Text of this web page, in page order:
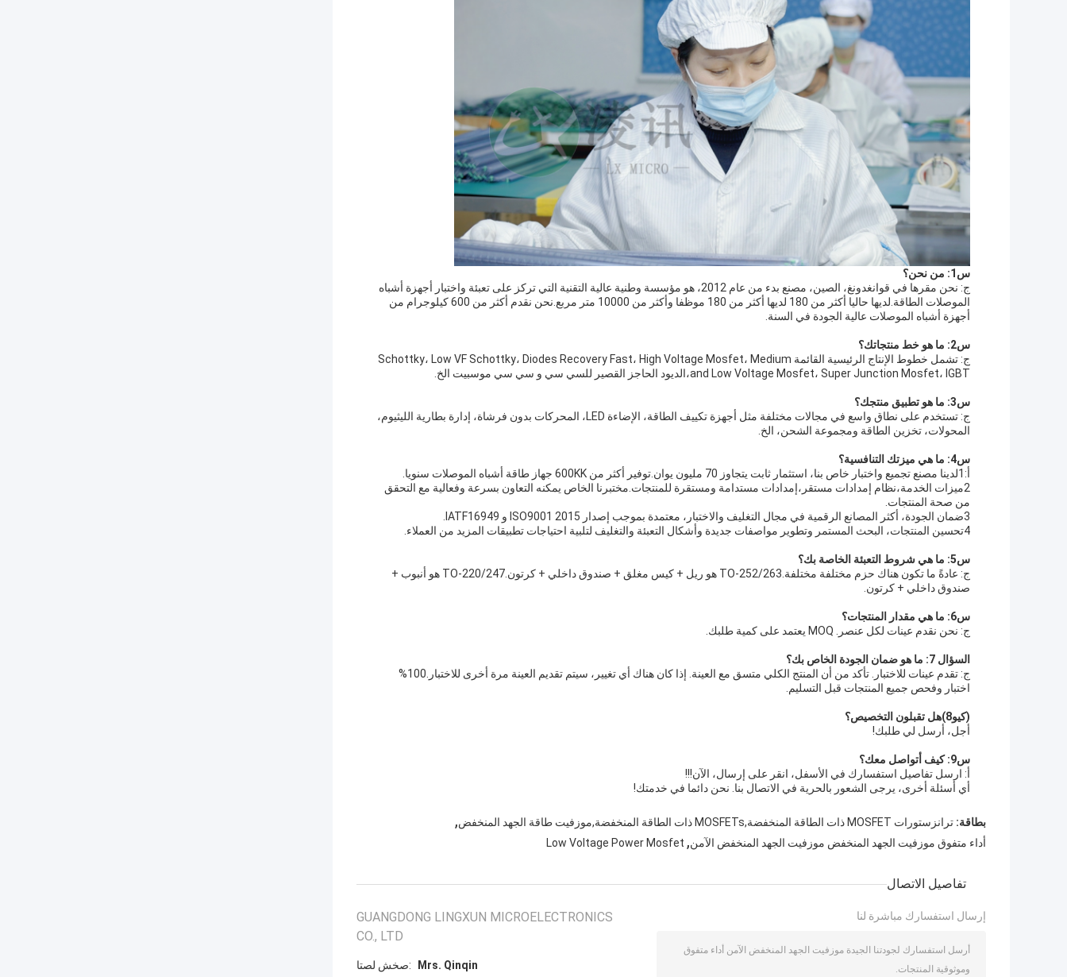
س1: من نحن؟
ج: نحن مقرها في قوانغدونغ، الصين، مصنع بدء من عام 2012، هو مؤسسة وطنية عالية التقنية التي تركز على تعبئة واختبار أجهزة أشباه
الموصلات الطاقة.لديها حاليا أكثر من 180 لديها أكثر من 180 موظفا وأكثر من 10000 متر مربع.نحن نقدم أكثر من 600 كيلوجرام من
أجهزة أشباه الموصلات عالية الجودة في السنة.
س2: ما هو خط منتجاتك؟
ج: تشمل خطوط الإنتاج الرئيسية القائمة Schottky، Low VF Schottky، Diodes Recovery Fast، High Voltage Mosfet، Medium
and Low Voltage Mosfet، Super Junction Mosfet، IGBT،الديود الحاجز القصير للسي سي و سي سي موسبيت الخ.
س3: ما هو تطبيق منتجك؟
ج: تستخدم على نطاق واسع في مجالات مختلفة مثل أجهزة تكييف الطاقة، الإضاءة LED، المحركات بدون فرشاة، إدارة بطارية الليثيوم،
المحولات، تخزين الطاقة ومجموعة الشحن، الخ.
س4: ما هي ميزتك التنافسية؟
أ:1لدينا مصنع تجميع واختبار خاص بنا، استثمار ثابت يتجاوز 70 مليون يوان.توفير أكثر من 600KK جهاز طاقة أشباه الموصلات سنويا.
2ميزات الخدمة،نظام إمدادات مستقر،إمدادات مستدامة ومستقرة للمنتجات.مختبرنا الخاص يمكنه التعاون بسرعة وفعالية مع التحقق
من صحة المنتجات.
3ضمان الجودة، أكثر المصانع الرقمية في مجال التغليف والاختبار، معتمدة بموجب إصدار ISO9001 2015 و IATF16949.
4تحسين المنتجات، البحث المستمر وتطوير مواصفات جديدة وأشكال التعبئة والتغليف لتلبية احتياجات تطبيقات المزيد من العملاء.
س5: ما هي شروط التعبئة الخاصة بك؟
ج: عادةً ما تكون هناك حزم مختلفة مختلفة.TO-252/263 هو ريل + كيس مغلق + صندوق داخلي + كرتون.TO-220/247 هو أنبوب +
صندوق داخلي + كرتون.
س6: ما هي مقدار المنتجات؟
ج: نحن نقدم عينات لكل عنصر. MOQ يعتمد على كمية طلبك.
السؤال 7: ما هو ضمان الجودة الخاص بك؟
ج: تقدم عينات للاختبار. تأكد من أن المنتج الكلي متسق مع العينة. إذا كان هناك أي تغيير، سيتم تقديم العينة مرة أخرى للاختبار.100%
اختبار وفحص جميع المنتجات قبل التسليم.
(كيو8)
هل تقبلون التخصيص؟
أجل، أرسل لي طلبك!
س9: كيف أتواصل معك؟
أ: ارسل تفاصيل استفسارك في الأسفل، انقر على إرسال، الآن!!!
أي أسئلة أخرى، يرجى الشعور بالحرية في الاتصال بنا. نحن دائما في خدمتك!
بطاقة: ترانزستورات MOSFET ذات الطاقة المنخفضة,MOSFETs ذات الطاقة المنخفضة,موزفيت طاقة الجهد المنخفض ,
أداء متفوق موزفيت الجهد المنخفض موزفيت الجهد المنخفض الآمن,
Low Voltage Power Mosfet
تفاصيل الاتصال
GUANGDONG LINGXUN MICROELECTRONICS
CO., LTD
اتصل شخص: Mrs. Qinqin
إرسال استفسارك مباشرة لنا